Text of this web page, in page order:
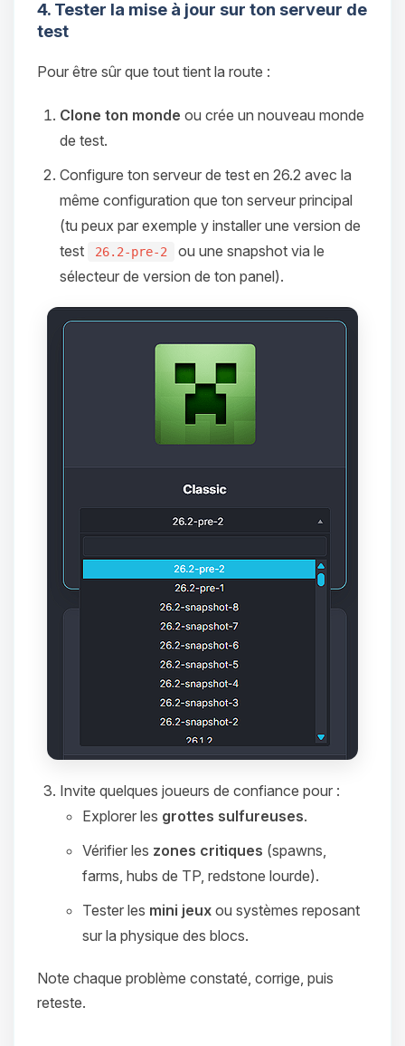
4. Tester la mise à jour sur ton serveur de
test
Pour être sûr que tout tient la route :
Clone ton monde ou crée un nouveau monde
de test.
Configure ton serveur de test en 26.2 avec la
même configuration que ton serveur principal
(tu peux par exemple y installer une version de
test
26.2-pre-2
ou une snapshot via le
sélecteur de version de ton panel).
Invite quelques joueurs de confiance pour :
Explorer les grottes sulfureuses.
Vérifier les zones critiques (spawns,
farms, hubs de TP, redstone lourde).
Tester les mini jeux ou systèmes reposant
sur la physique des blocs.
Note chaque problème constaté, corrige, puis
reteste.
parler ! Moi c’est Choupy, ton petit
assistant BoxToPlay. Dis-moi ce dont
tu as besoin et je vais remuer mes
petits circuits pour t’aider.